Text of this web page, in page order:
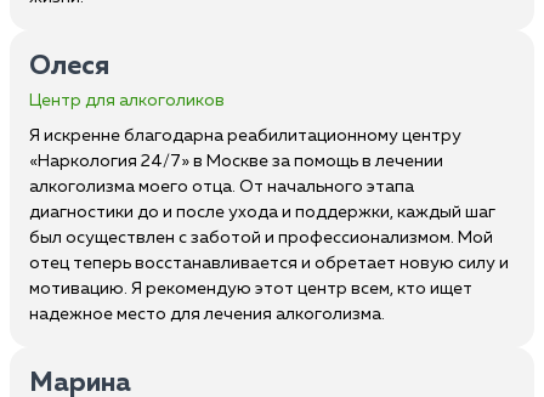
Олеся
Центр для алкоголиков
Я искренне благодарна реабилитационному центру
«Наркология 24/7» в Москве за помощь в лечении
алкоголизма моего отца. От начального этапа
диагностики до и после ухода и поддержки, каждый шаг
был осуществлен с заботой и профессионализмом. Мой
отец теперь восстанавливается и обретает новую силу и
мотивацию. Я рекомендую этот центр всем, кто ищет
надежное место для лечения алкоголизма.
Марина